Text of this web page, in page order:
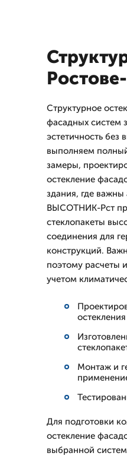
Структурное
фасадных систем
эстетичность
выполняем
замеры,
остекление
здания, где важны
ВЫСОТНИК-Рст
стеклопакеты
соединения для
конструкций.
поэтому расчеты
учетом
Монтаж и
Для подготовки
остекление
выбранной